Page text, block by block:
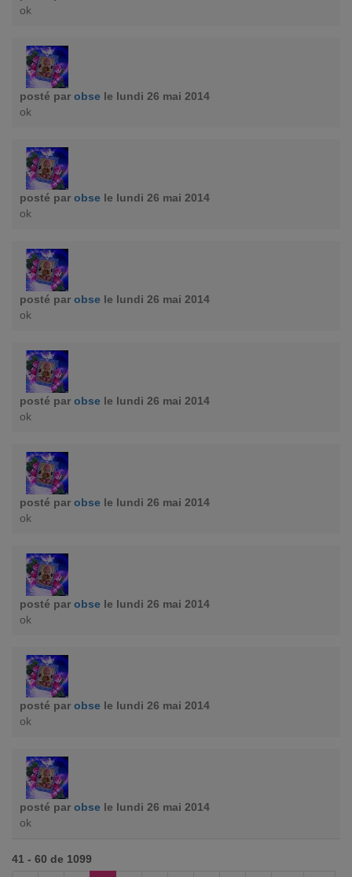
ok
posté par obse le lundi 26 mai 2014
ok
posté par obse le lundi 26 mai 2014
ok
posté par obse le lundi 26 mai 2014
ok
posté par obse le lundi 26 mai 2014
ok
posté par obse le lundi 26 mai 2014
ok
posté par obse le lundi 26 mai 2014
ok
posté par obse le lundi 26 mai 2014
ok
posté par obse le lundi 26 mai 2014
ok
41 - 60 de 1099